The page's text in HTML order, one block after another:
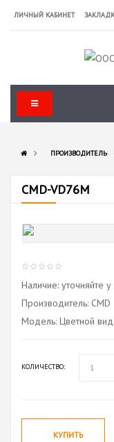
ЛИЧНЫЙ КАБИНЕТ
ПРОИЗВОДИТЕЛЬ
CMD-VD76M
Наличие: уточняйте
Производитель: CMD
Модель: Цветной
КОЛИЧЕСТВО:
КУПИТЬ